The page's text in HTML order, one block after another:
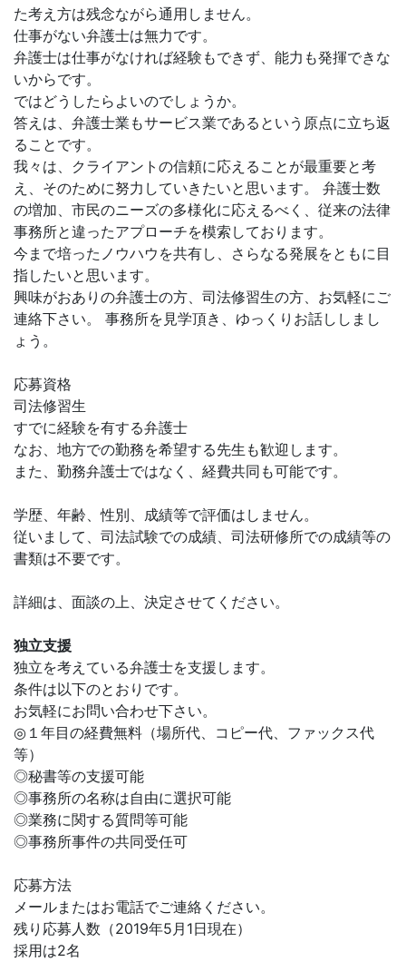
た考え方は残念ながら通用しません。
仕事がない弁護士は無力です。
弁護士は仕事がなければ経験もできず、能力も発揮できな
いからです。
ではどうしたらよいのでしょうか。
答えは、弁護士業もサービス業であるという原点に立ち返
ることです。
我々は、クライアントの信頼に応えることが最重要と考
え、そのために努力していきたいと思います。 弁護士数
の増加、市民のニーズの多様化に応えるべく、従来の法律
事務所と違ったアプローチを模索しております。
今まで培ったノウハウを共有し、さらなる発展をともに目
指したいと思います。
興味がおありの弁護士の方、司法修習生の方、お気軽にご
連絡下さい。 事務所を見学頂き、ゆっくりお話ししまし
ょう。
応募資格
司法修習生
すでに経験を有する弁護士
なお、地方での勤務を希望する先生も歓迎します。
また、勤務弁護士ではなく、経費共同も可能です。
学歴、年齢、性別、成績等で評価はしません。
従いまして、司法試験での成績、司法研修所での成績等の
書類は不要です。
詳細は、面談の上、決定させてください。
独立支援
独立を考えている弁護士を支援します。
条件は以下のとおりです。
お気軽にお問い合わせ下さい。
◎１年目の経費無料（場所代、コピー代、ファックス代
等）
◎秘書等の支援可能
◎事務所の名称は自由に選択可能
◎業務に関する質問等可能
◎事務所事件の共同受任可
応募方法
メールまたはお電話でご連絡ください。
残り応募人数（2019年5月1日現在）
採用は2名